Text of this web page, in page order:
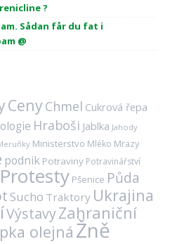
?
Sådan får du fat i
@
CenyChmel Cukrová řepa
Hraboši Jablka Jahody
Ministerstvo Mléko Mrazy
podnik Potraviny Potravinářství
Protesty Pšenice Půda
Sucho Traktory Ukrajina
VýstavyZahraniční
olejná Žně